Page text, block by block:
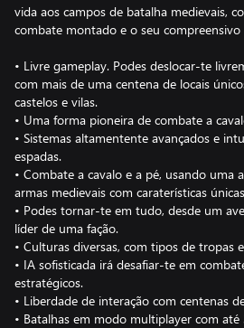
vida aos campos de batalha medievais,
combate montado e o seu compreensivo
• Livre gameplay. Podes deslocar-te
com mais de uma centena de locais
castelos e vilas.
• Uma forma pioneira de combate a
• Sistemas altamentente avançados e
espadas.
• Combate a cavalo e a pé, usando uma
armas medievais com caraterísticas
• Podes tornar-te em tudo, desde um
líder de uma fação.
• Culturas diversas, com tipos de tropas
• IA sofisticada irá desafiar-te em
estratégicos.
• Liberdade de interação com centenas
• Batalhas em modo multiplayer com